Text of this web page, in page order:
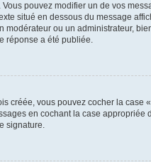
pouvez modifier un de vos
situé en dessous du message
modérateur ou un administrateur,
réponse a été publiée.
créée, vous pouvez cocher la case
en cochant la case appropriée
signature.